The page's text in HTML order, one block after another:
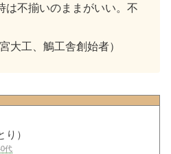
は不揃いのままがいい。不
大工 鵤工舎創始者）
）
代